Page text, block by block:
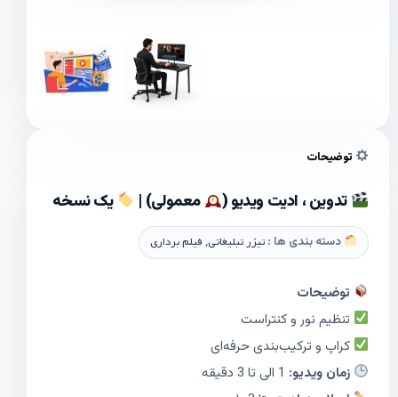
توضیحات
تدوین ، ادیت ویدیو ( معمولی) | یک نسخه
دسته بندی ها : تیزر تبلیغاتی, فیلم برداری
توضیحات
تنظیم نور و کنتراست
کراپ و ترکیب‌بندی حرفه‌ای
زمان ویدیو: